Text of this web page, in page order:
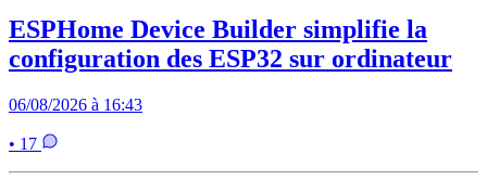
ESPHome Device Builder simplifie la
configuration des ESP32 sur ordinateur
06/08/2026 à 16:43
• 17